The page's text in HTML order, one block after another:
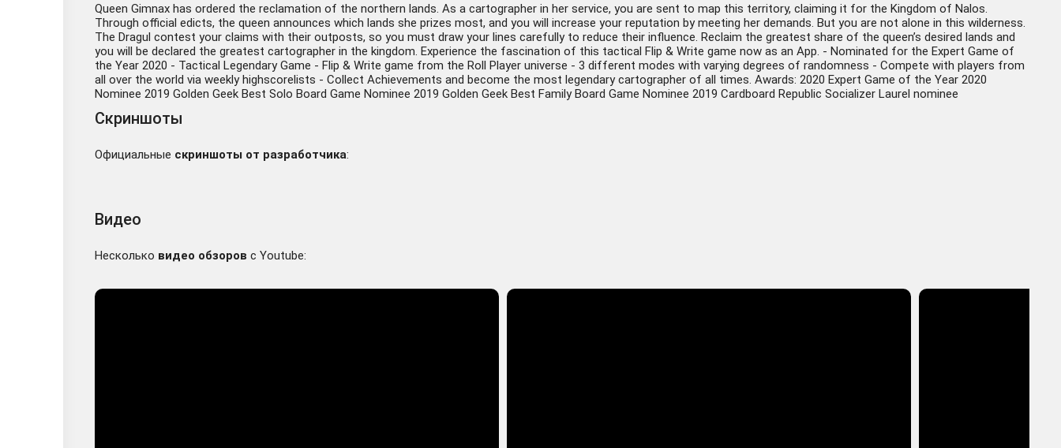
Queen Gimnax has ordered the reclamation of the northern lands. As a cartographer in her service, you are sent to map this territory, claiming it for the Kingdom of Nalos.
Through official edicts, the queen announces which lands she prizes most, and you will increase your reputation by meeting her demands. But you are not alone in this wilderness.
The Dragul contest your claims with their outposts, so you must draw your lines carefully to reduce their influence. Reclaim the greatest share of the queen’s desired lands and
you will be declared the greatest cartographer in the kingdom. Experience the fascination of this tactical Flip & Write game now as an App. - Nominated for the Expert Game of
the Year 2020 - Tactical Legendary Game - Flip & Write game from the Roll Player universe - 3 different modes with varying degrees of randomness - Compete with players from
all over the world via weekly highscorelists - Collect Achievements and become the most legendary cartographer of all times. Awards: 2020 Expert Game of the Year 2020
Nominee 2019 Golden Geek Best Solo Board Game Nominee 2019 Golden Geek Best Family Board Game Nominee 2019 Cardboard Republic Socializer Laurel nominee
Скриншоты
Официальные скриншоты от разработчика:
Видео
Несколько видео обзоров с Youtube: